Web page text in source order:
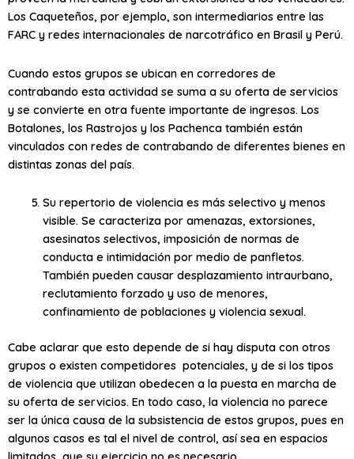
Los Caqueteños, por ejemplo, son intermediarios entre las
FARC y redes internacionales de narcotráfico en Brasil y Perú.
Cuando estos grupos se ubican en corredores de
contrabando esta actividad se suma a su oferta de servicios
y se convierte en otra fuente importante de ingresos. Los
Botalones, los Rastrojos y los Pachenca también están
vinculados con redes de contrabando de diferentes bienes en
distintas zonas del país.
Su repertorio de violencia es más selectivo y menos
visible. Se caracteriza por amenazas, extorsiones,
asesinatos selectivos, imposición de normas de
conducta e intimidación por medio de panfletos.
También pueden causar desplazamiento intraurbano,
reclutamiento forzado y uso de menores,
confinamiento de poblaciones y violencia sexual.
Cabe aclarar que esto depende de si hay disputa con otros
grupos o existen competidores potenciales, y de si los tipos
de violencia que utilizan obedecen a la puesta en marcha de
su oferta de servicios. En todo caso, la violencia no parece
ser la única causa de la subsistencia de estos grupos, pues en
algunos casos es tal el nivel de control, así sea en espacios